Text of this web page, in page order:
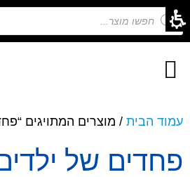
עמוד הבית / מוצרים המתויגים
פחדים של